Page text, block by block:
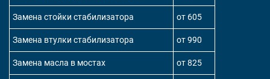
Замена стойки стабилизатора от 605
Замена втулки стабилизатора от 990
Замена масла в мостах от 825